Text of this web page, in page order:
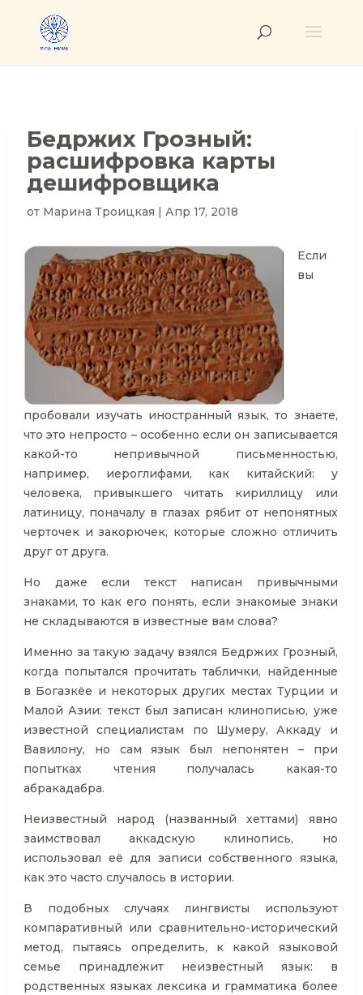
Бедржих Грозный:
расшифровка карты
дешифровщика
от Марина Троицкая | Апр 17, 2018
Если
вы
пробовали изучать иностранный язык, то знаете,
что это непросто – особенно если он записывается
какой-то непривычной письменностью,
например, иероглифами, как китайский: у
человека, привыкшего читать кириллицу или
латиницу, поначалу в глазах рябит от непонятных
черточек и закорючек, которые сложно отличить
друг от друга.
Но даже если текст написан привычными
знаками, то как его понять, если знакомые знаки
не складываются в известные вам слова?
Именно за такую задачу взялся Бедржих Грозный,
когда попытался прочитать таблички, найденные
в Богазкёе и некоторых других местах Турции и
Малой Азии: текст был записан клинописью, уже
известной специалистам по Шумеру, Аккаду и
Вавилону, но сам язык был непонятен – при
попытках чтения получалась какая-то
абракадабра.
Неизвестный народ (названный хеттами) явно
заимствовал аккадскую клинопись, но
использовал её для записи собственного языка,
как это часто случалось в истории.
В подобных случаях лингвисты используют
компаративный или сравнительно-исторический
метод, пытаясь определить, к какой языковой
семье принадлежит неизвестный язык: в
родственных языках лексика и грамматика более